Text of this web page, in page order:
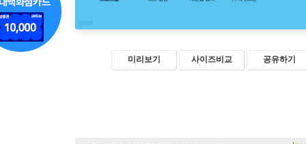
미리보기 사이즈비교 공유하기